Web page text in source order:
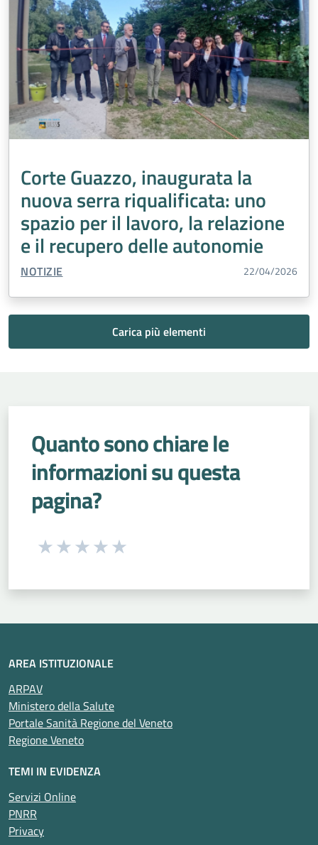
Corte Guazzo, inaugurata la
nuova serra riqualificata: uno
spazio per il lavoro, la relazione
e il recupero delle autonomie
TIPO CONTENUTO:
NOTIZIE 22/04/2026
Carica più elementi
Quanto sono chiare le
informazioni su questa
pagina?
Seleziona una valutazione da 1 a 5 stelle
AREA ISTITUZIONALE
ARPAV
Ministero della Salute
Portale Sanità Regione del Veneto
Regione Veneto
TEMI IN EVIDENZA
Servizi Online
PNRR
Privacy